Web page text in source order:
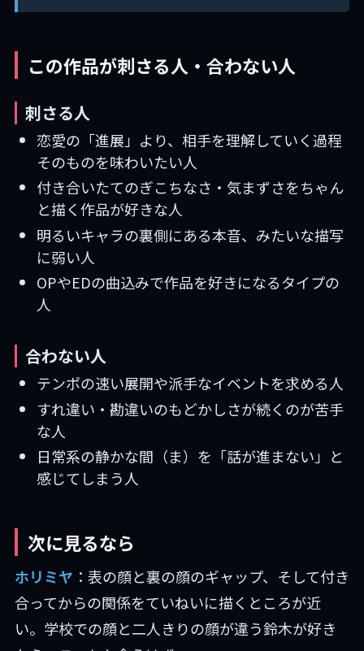
この作品が刺さる人・合わない人
刺さる人
恋愛の「進展」より、相手を理解していく過程
そのものを味わいたい人
付き合いたてのぎこちなさ・気まずさをちゃん
と描く作品が好きな人
明るいキャラの裏側にある本音、みたいな描写
に弱い人
OPやEDの曲込みで作品を好きになるタイプの
人
合わない人
テンポの速い展開や派手なイベントを求める人
すれ違い・勘違いのもどかしさが続くのが苦手
な人
日常系の静かな間（ま）を「話が進まない」と
感じてしまう人
次に見るなら
ホリミヤ ：表の顔と裏の顔のギャップ、そして付き
合ってからの関係をていねいに描くところが近
い。学校での顔と二人きりの顔が違う鈴木が好き